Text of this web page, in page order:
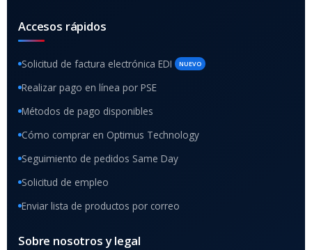
Accesos rápidos
Solicitud de factura electrónica EDI NUEVO
Realizar pago en línea por PSE
Métodos de pago disponibles
Cómo comprar en Optimus Technology
Seguimiento de pedidos Same Day
Solicitud de empleo
Enviar lista de productos por correo
Sobre nosotros y legal